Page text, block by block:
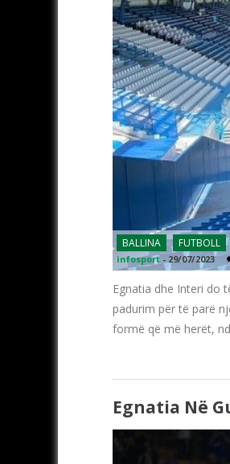
BALLINA FUTBOLL
infosport - 29/07/2023
Egnatia dhe Interi do
padurim për të parë
formë që më herët,
Egnatia Në